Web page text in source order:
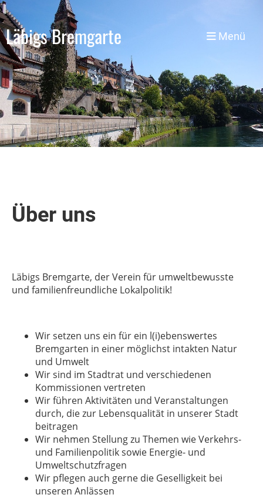
Läbigs Bremgarte Menü
Über uns
Läbigs Bremgarte, der Verein für umweltbewusste
und familienfreundliche Lokalpolitik!
Wir setzen uns ein für ein l(i)ebenswertes
Bremgarten in einer möglichst intakten Natur
und Umwelt
Wir sind im Stadtrat und verschiedenen
Kommissionen vertreten
Wir führen Aktivitäten und Veranstaltungen
durch, die zur Lebensqualität in unserer Stadt
beitragen
Wir nehmen Stellung zu Themen wie Verkehrs-
und Familienpolitik sowie Energie- und
Umweltschutzfragen
Wir pflegen auch gerne die Geselligkeit bei
unseren Anlässen